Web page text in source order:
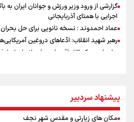
گزارشی از ورود وزیر ورزش و جوانان ایران به
اجرایی با همتای آذربایجانی
عماد احمدوند : نسخه نانویی برای حل بحران
رهبر شهید انقلاب: ادّعاهای دروغین
جابجایی مرکز ثقل اقتصاد جهان انجام شد/
تمرین تئاتر واگن ۱۵۰
کانادا دو مظنون تیراندازی در نزدیکی
پیشنهاد سردبیر
مکان های زیارتی و مقدس شهر نجف